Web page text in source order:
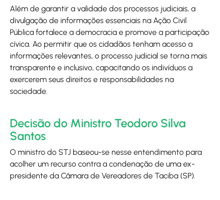
Além de garantir a validade dos processos judiciais, a
divulgação de informações essenciais na Ação Civil
Pública fortalece a democracia e promove a participação
cívica. Ao permitir que os cidadãos tenham acesso a
informações relevantes, o processo judicial se torna mais
transparente e inclusivo, capacitando os indivíduos a
exercerem seus direitos e responsabilidades na
sociedade.
Decisão do Ministro Teodoro Silva
Santos
O ministro do STJ baseou-se nesse entendimento para
acolher um recurso contra a condenação de uma ex-
presidente da Câmara de Vereadores de Taciba (SP).